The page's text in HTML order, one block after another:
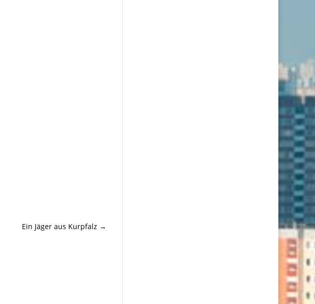
Ein Jäger aus Kurpfalz →